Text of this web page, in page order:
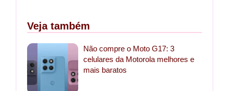
Veja também
Não compre o Moto G17: 3
celulares da Motorola melhores e
mais baratos